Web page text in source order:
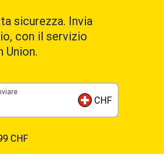
sicurezza. Invia
con il servizio
CHF
CHF